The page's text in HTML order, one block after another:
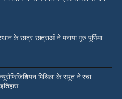
के छात्र-छात्राओं ने मनाया गुरु पूर्णिमा
मिथिला के सपूत ने रचा